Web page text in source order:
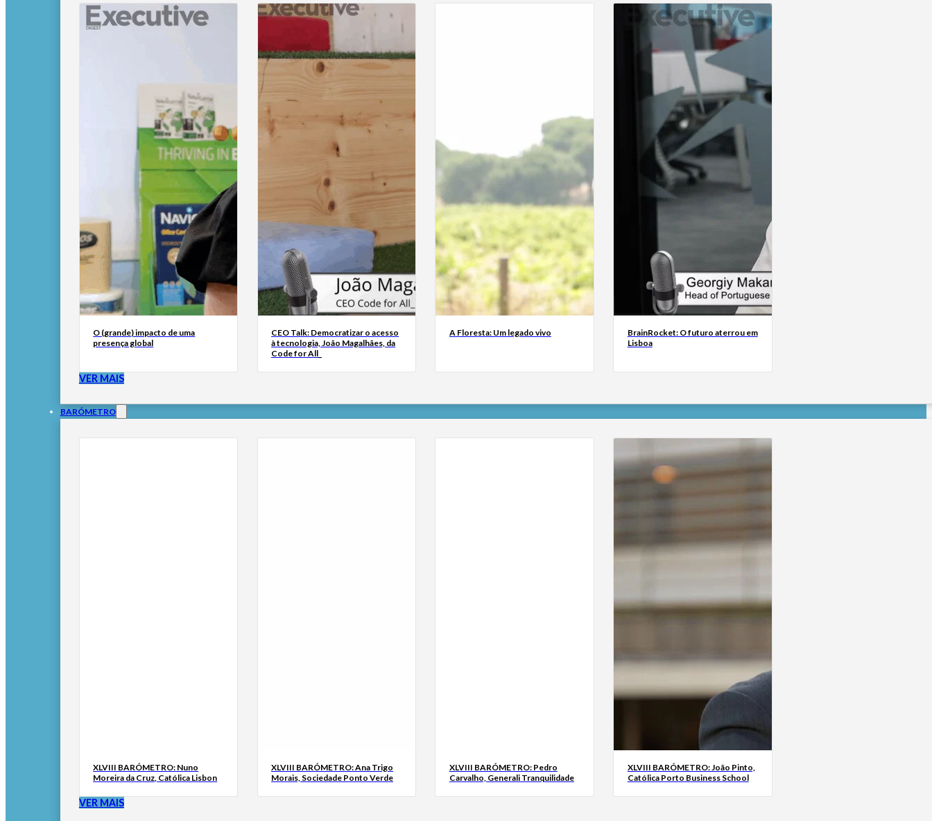
O (grande) impacto de uma
presença global
CEO Talk: Democratizar o acesso
à tecnologia, João Magalhães, da
Code for All_
A Floresta: Um legado vivo
BrainRocket: O futuro aterrou em
Lisboa
VER MAIS
BARÓMETRO
XLVIII BARÓMETRO: Nuno
Moreira da Cruz, Católica Lisbon
XLVIII BARÓMETRO: Ana Trigo
Morais, Sociedade Ponto Verde
XLVIII BARÓMETRO: Pedro
Carvalho, Generali Tranquilidade
XLVIII BARÓMETRO: João Pinto,
Católica Porto Business School
VER MAIS